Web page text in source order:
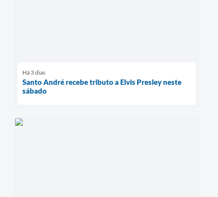
Há 3 dias
Santo André recebe tributo a Elvis Presley neste
sábado